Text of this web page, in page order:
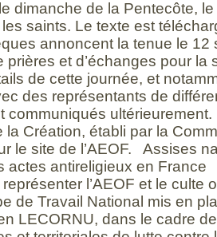
dimanche de la Pentecôte,
saints. Le texte est
annoncent la tenue le 12
prières et d’échanges pour la
de cette journée, et
des représentants de
communiqués ultérieurement.
la Création, établi par la
le site de l’AEOF. Assises
actes antireligieux en
l’AEOF et le culte
de Travail National mis en
LECORNU, dans le cadre